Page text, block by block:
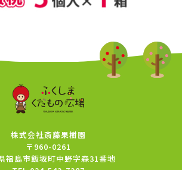
株式会社斎藤果樹園
〒960-0261
福島市飯坂町中野字森31番地